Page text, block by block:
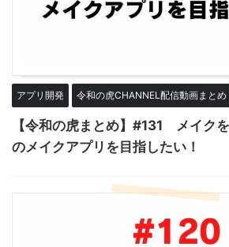
アプリ開発 令和の虎CHANNEL配信動画まとめ
【令和の虎まとめ】#131 メイク
のメイクアプリを目指したい！